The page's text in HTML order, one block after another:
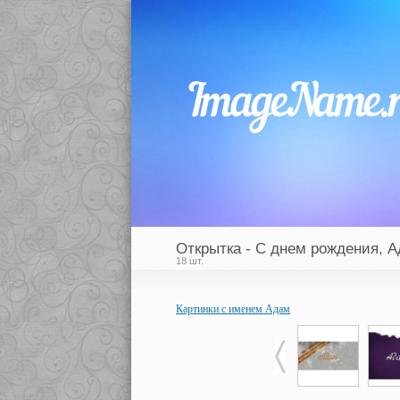
Открытка - С днем рождения,
18 шт.
Картинки с именем Адам